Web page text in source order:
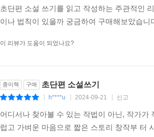
초단편 소설 쓰기를 읽고 작성하는 주관적인
이나 법칙이 있을까 궁금하여 구매해보았습
이 리뷰가 도움이 되었나요?
종이책 구매 초단편 소설쓰기
h****u 2024-09-21 신고
어디서나 찾아볼 수 있는 작법이 아닌, 작가
럽고 가벼운 마음으로 짧은 스토리 창작부 터